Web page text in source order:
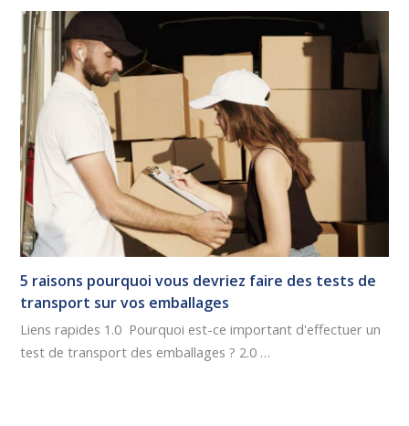
5 raisons pourquoi vous devriez faire des tests de
transport sur vos emballages
Liens rapides 1.0 Pourquoi est-ce important d'effectuer un
test de transport des emballages ? 2.0 …